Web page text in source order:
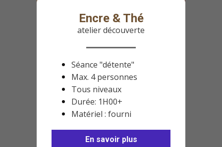
Encre & Thé
atelier découverte
Séance "détente"
Max. 4 personnes
Tous niveaux
Durée: 1H00+
Matériel : fourni
En savoir plus